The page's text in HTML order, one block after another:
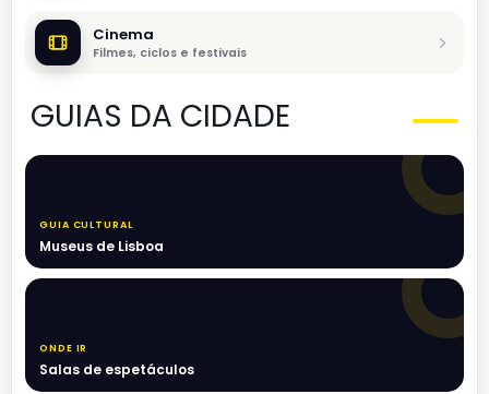
Cinema
Filmes, ciclos e festivais
GUIAS DA CIDADE
GUIA CULTURAL
Museus de Lisboa
ONDE IR
Salas de espetáculos